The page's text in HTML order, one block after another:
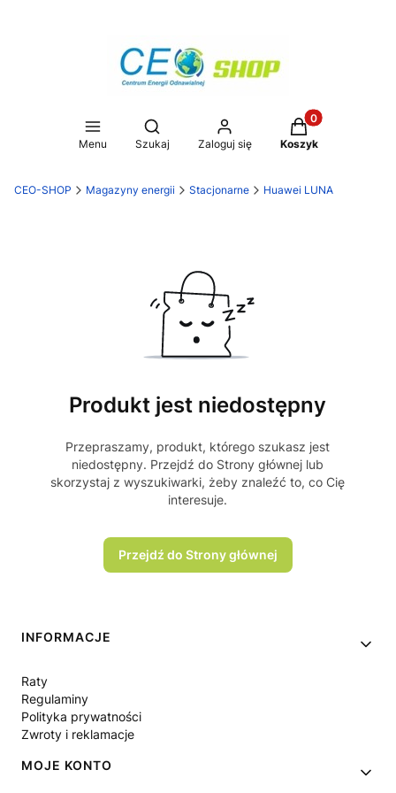
Menu
Otwórz wyszukiwarkę
Szukaj Zaloguj się
Produkty w
Koszyk
CEO-SHOP Magazyny energii Stacjonarne Huawei LUNA
Produkt jest niedostępny
Przepraszamy, produkt, którego szukasz jest
niedostępny. Przejdź do Strony głównej lub
skorzystaj z wyszukiwarki, żeby znaleźć to, co Cię
interesuje.
Przejdź do Strony głównej
Linki w stopce
INFORMACJE
Raty
Regulaminy
Polityka prywatności
Zwroty i reklamacje
MOJE KONTO